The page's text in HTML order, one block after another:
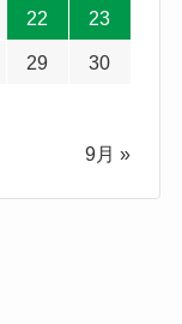
22 23
29 30
9月 »